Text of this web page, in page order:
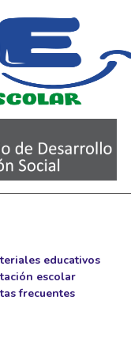
educativos
escolar
frecuentes